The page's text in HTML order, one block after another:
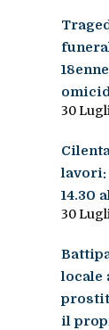
30
lavori:
14.30
30
locale
il